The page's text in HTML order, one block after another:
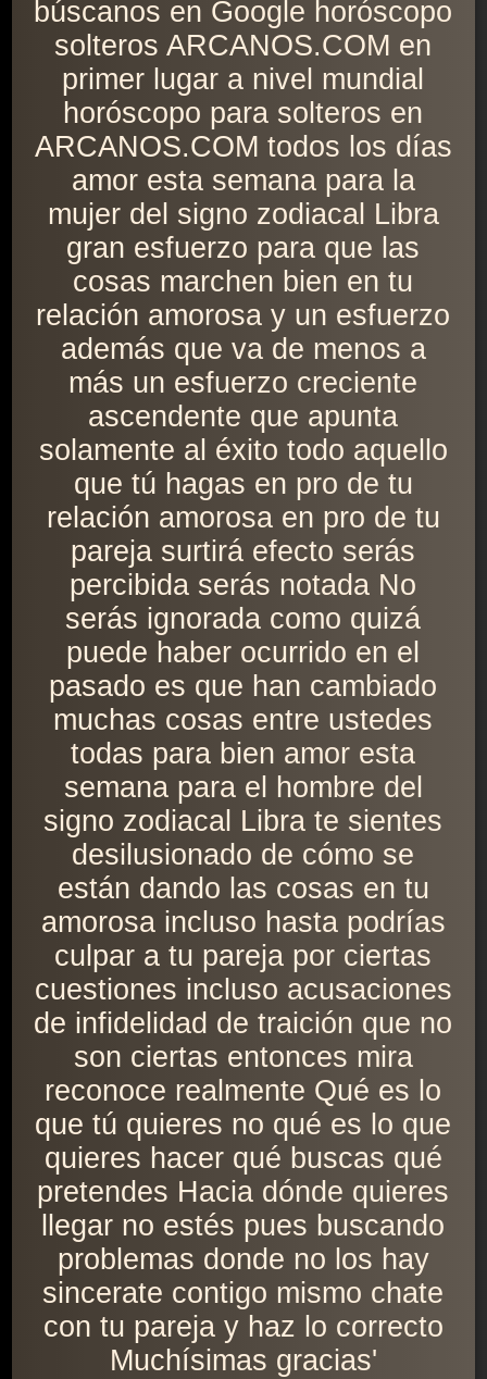
búscanos en Google horóscopo
solteros ARCANOS.COM en
primer lugar a nivel mundial
horóscopo para solteros en
ARCANOS.COM todos los días
amor esta semana para la
mujer del signo zodiacal Libra
gran esfuerzo para que las
cosas marchen bien en tu
relación amorosa y un esfuerzo
además que va de menos a
más un esfuerzo creciente
ascendente que apunta
solamente al éxito todo aquello
que tú hagas en pro de tu
relación amorosa en pro de tu
pareja surtirá efecto serás
percibida serás notada No
serás ignorada como quizá
puede haber ocurrido en el
pasado es que han cambiado
muchas cosas entre ustedes
todas para bien amor esta
semana para el hombre del
signo zodiacal Libra te sientes
desilusionado de cómo se
están dando las cosas en tu
amorosa incluso hasta podrías
culpar a tu pareja por ciertas
cuestiones incluso acusaciones
de infidelidad de traición que no
son ciertas entonces mira
reconoce realmente Qué es lo
que tú quieres no qué es lo que
quieres hacer qué buscas qué
pretendes Hacia dónde quieres
llegar no estés pues buscando
problemas donde no los hay
sincerate contigo mismo chate
con tu pareja y haz lo correcto
Muchísimas gracias'